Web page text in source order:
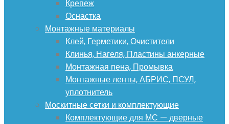
Крепеж
Оснастка
Монтажные материалы
Клей, Герметики, Очистители
Клинья, Нагеля, Пластины анкерные
Монтажная пена, Промывка
Монтажные ленты, АБРИС, ПСУЛ,
уплотнитель
Москитные сетки и комплектующие
Комплектующие для МС — дверные